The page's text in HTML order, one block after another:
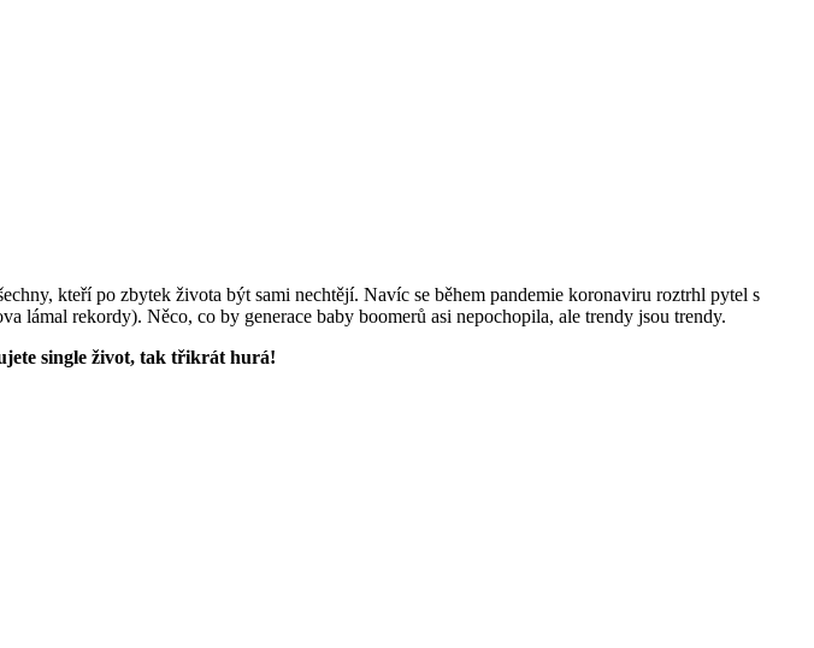
kteří po zbytek života být sami nechtějí. Navíc se během pandemie koronaviru roztrhl pytel s
rekordy). Něco, co by generace baby boomerů asi nepochopila, ale trendy jsou trendy.
single život, tak třikrát hurá!